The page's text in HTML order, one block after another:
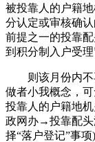
被投靠人的户籍
分认定或审核确
前提之一的投靠
到积分制入户受理
则该月份内不
做者小我概念，
投靠人的户籍地
政网办→投靠配头
择“落户登记”事